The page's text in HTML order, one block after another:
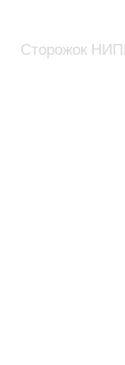
Сторожок